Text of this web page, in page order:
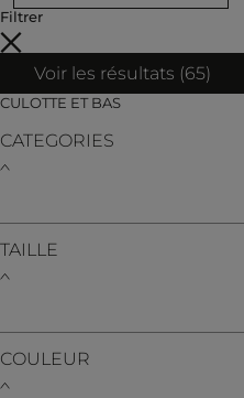
Filtrer
Voir les résultats (65)
CULOTTE ET BAS
CATEGORIES
TAILLE
COULEUR